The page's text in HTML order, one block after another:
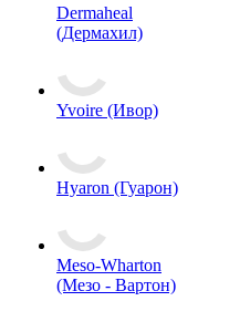
Dermaheal
(Дермахил)
Yvoire (Ивор)
Hyaron (Гуарон)
Meso-Wharton
(Мезо - Вартон)